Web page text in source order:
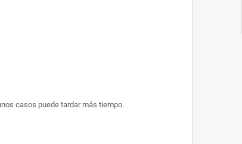
casos puede tardar más tiempo.